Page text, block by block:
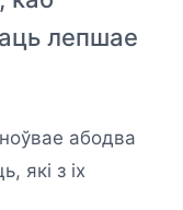
лепшае
абодва
які з іх